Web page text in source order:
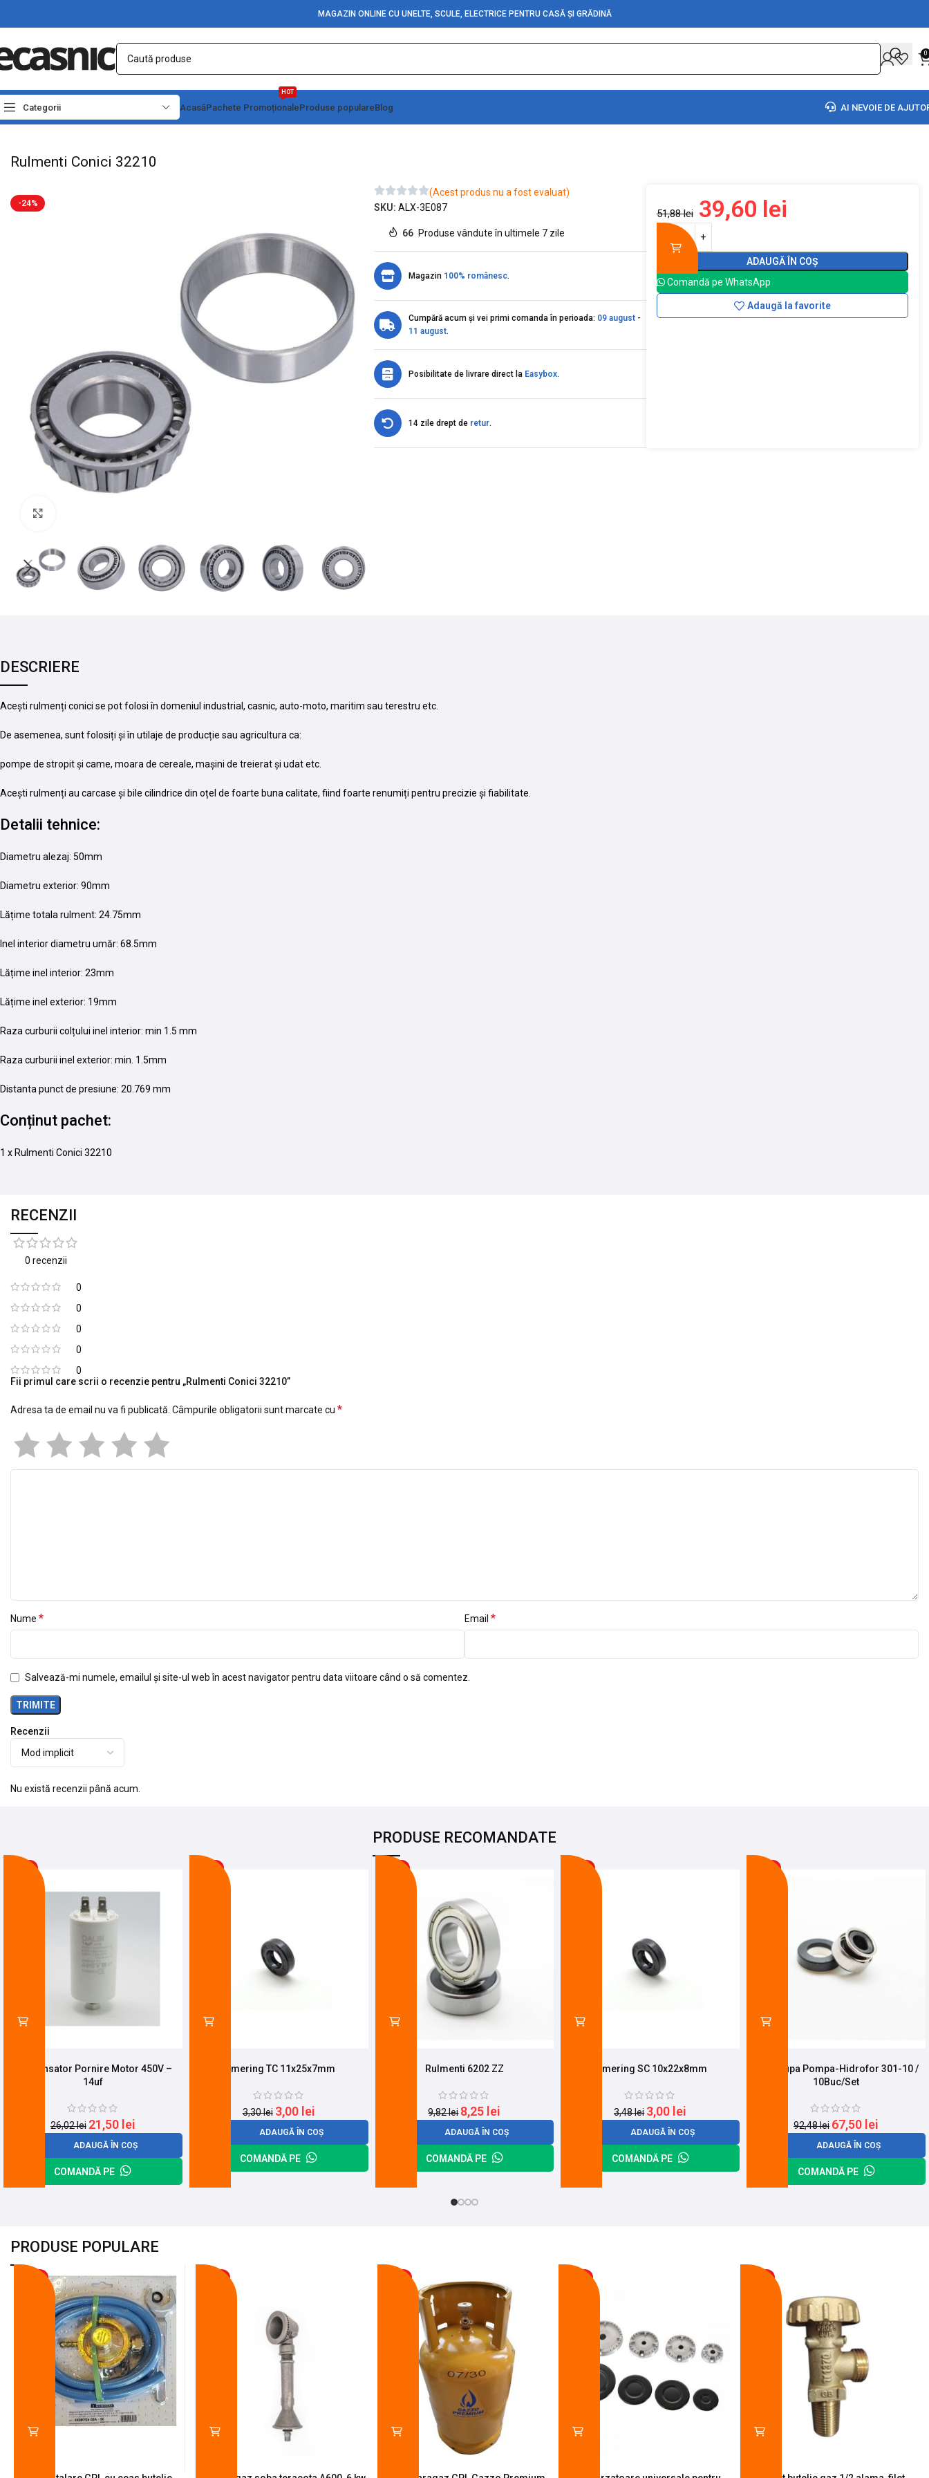
MAGAZIN ONLINE CU UNELTE, SCULE, ELECTRICE PENTRU CASĂ ȘI GRĂDINĂ
0
Categorii AcasăPachete Promoționale
HOT
Produse populareBlog AI NEVOIE DE
Prima pagină Casă Accesorii Motoare-Pompe
Rulmenti Conici 32210
-24%
(Acest produs nu a fost evaluat)
SKU: ALX-3E087
66 Produse vândute în ultimele 7 zile
Magazin 100% românesc.
Cumpără acum și vei primi comanda în perioada: 09 august-
11 august.
Posibilitate de livrare direct la Easybox.
14 zile drept de retur.
51,88lei 39,60 lei
ADAUGĂ ÎN COȘ
Comandă pe WhatsApp
Adaugă la favorite
DESCRIERE
Acești rulmenți conici se pot folosi în domeniul industrial, casnic, auto-moto, maritim sau terestru etc.
De asemenea, sunt folosiți și în utilaje de producție sau agricultura ca:
pompe de stropit și came, moara de cereale, mașini de treierat și udat etc.
Acești rulmenți au carcase și bile cilindrice din oțel de foarte buna calitate, fiind foarte renumiți pentru precizie și fiabilitate.
Detalii tehnice:
Diametru alezaj: 50mm
Diametru exterior: 90mm
Lățime totala rulment: 24.75mm
Inel interior diametru umăr: 68.5mm
Lățime inel interior: 23mm
Lățime inel exterior: 19mm
Raza curburii colțului inel interior: min 1.5 mm
Raza curburii inel exterior: min. 1.5mm
Distanta punct de presiune: 20.769 mm
Conținut pachet:
1 x Rulmenti Conici 32210
RECENZII
0 recenzii
0
0
0
0
0
Recenzii
Nu există recenzii până acum.
Fii primul care scrii o recenzie pentru „Rulmenti Conici 32210”
Adresa ta de email nu va fi publicată. Câmpurile obligatorii sunt marcate cu *
Nume * Email *
Salvează-mi numele, emailul și site-ul web în acest navigator pentru data viitoare când o să comentez.
PRODUSE RECOMANDATE
Condensator Pornire Motor 450V –
14uf
26,02lei 21,50 lei
ADAUGĂ ÎN COȘ
COMANDĂ PE
Simering TC 11x25x7mm
3,30lei 3,00 lei
ADAUGĂ ÎN COȘ
COMANDĂ PE
Rulmenti 6202 ZZ
9,82lei 8,25 lei
ADAUGĂ ÎN COȘ
COMANDĂ PE
Simering SC 10x22x8mm
3,48lei 3,00 lei
ADAUGĂ ÎN COȘ
COMANDĂ PE
Presetupa Pompa-Hidrofor 301-10 /
10Buc/Set
92,48lei 67,50 lei
ADAUGĂ ÎN COȘ
COMANDĂ PE
PRODUSE POPULARE